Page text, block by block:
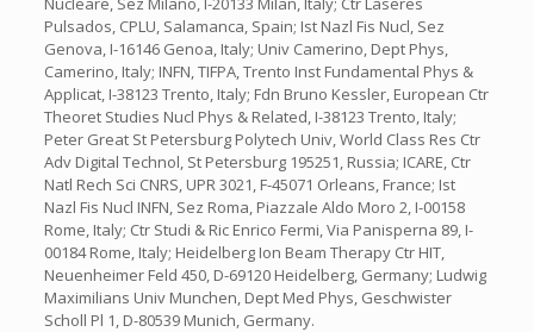
Pulsados, CPLU, Salamanca, Spain; Ist Nazl Fis Nucl, Sez
Genova, I-16146 Genoa, Italy; Univ Camerino, Dept Phys,
Camerino, Italy; INFN, TIFPA, Trento Inst Fundamental Phys &
Applicat, I-38123 Trento, Italy; Fdn Bruno Kessler, European Ctr
Theoret Studies Nucl Phys & Related, I-38123 Trento, Italy;
Peter Great St Petersburg Polytech Univ, World Class Res Ctr
Adv Digital Technol, St Petersburg 195251, Russia; ICARE, Ctr
Natl Rech Sci CNRS, UPR 3021, F-45071 Orleans, France; Ist
Nazl Fis Nucl INFN, Sez Roma, Piazzale Aldo Moro 2, I-00158
Rome, Italy; Ctr Studi & Ric Enrico Fermi, Via Panisperna 89, I-
00184 Rome, Italy; Heidelberg Ion Beam Therapy Ctr HIT,
Neuenheimer Feld 450, D-69120 Heidelberg, Germany; Ludwig
Maximilians Univ Munchen, Dept Med Phys, Geschwister
Scholl Pl 1, D-80539 Munich, Germany.